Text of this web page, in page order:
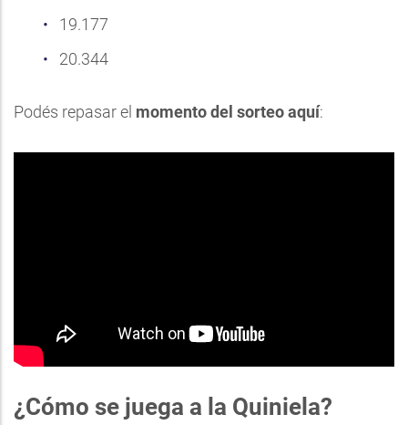
19.177
20.344
Podés repasar el momento del sorteo aquí:
¿Cómo se juega a la Quiniela?